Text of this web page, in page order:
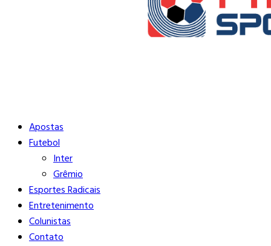
Apostas
Futebol
Inter
Grêmio
Esportes Radicais
Entretenimento
Colunistas
Contato